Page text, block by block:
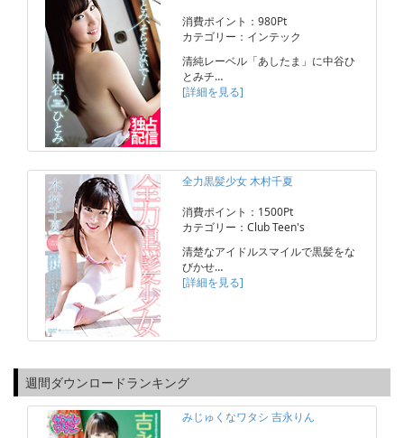
消費ポイント：980Pt
カテゴリー：インテック
清純レーベル「あしたま」に中谷ひ
とみチ…
[詳細を見る]
全力黒髪少女 木村千夏
消費ポイント：1500Pt
カテゴリー：Club Teen's
清楚なアイドルスマイルで黒髪をな
びかせ…
[詳細を見る]
週間ダウンロードランキング
みじゅくなワタシ 吉永りん